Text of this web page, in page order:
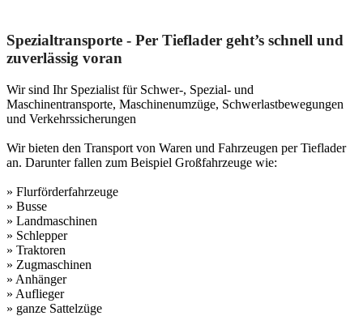
Spezialtransporte - Per Tieflader geht’s schnell und
zuverlässig voran
Wir sind Ihr Spezialist für Schwer-, Spezial- und
Maschinentransporte, Maschinenumzüge, Schwerlastbewegungen
und Verkehrssicherungen
Wir bieten den Transport von Waren und Fahrzeugen per Tieflader
an. Darunter fallen zum Beispiel Großfahrzeuge wie:
» Flurförderfahrzeuge
» Busse
» Landmaschinen
» Schlepper
» Traktoren
» Zugmaschinen
» Anhänger
» Auflieger
» ganze Sattelzüge